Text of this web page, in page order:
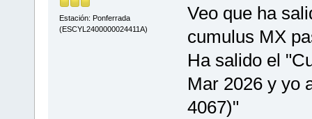
Estación: Ponferrada
(ESCYL2400000024411A)
Veo que ha
cumulus MX
Ha salido el
Mar 2026 y yo
4067)"